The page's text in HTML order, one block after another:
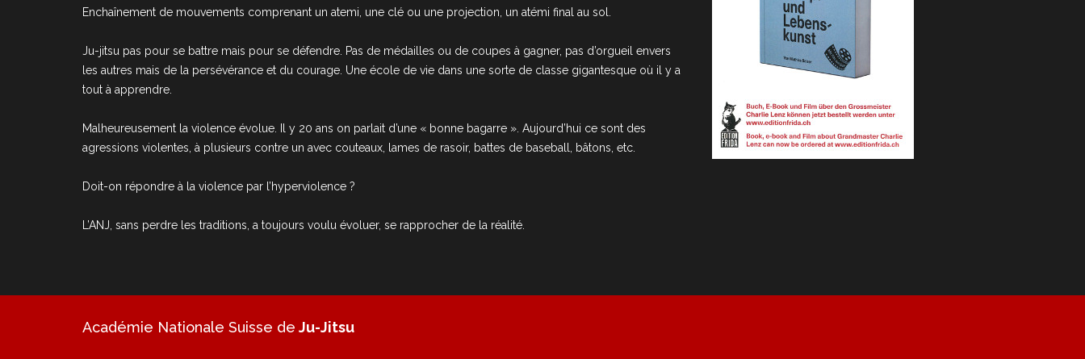
Enchaînement de mouvements comprenant un atemi, une clé ou une projection, un atémi final au sol.
Ju-jitsu pas pour se battre mais pour se défendre. Pas de médailles ou de coupes à gagner, pas d’orgueil envers
les autres mais de la persévérance et du courage. Une école de vie dans une sorte de classe gigantesque où il y a
tout à apprendre.
Malheureusement la violence évolue. Il y 20 ans on parlait d’une « bonne bagarre ». Aujourd’hui ce sont des
agressions violentes, à plusieurs contre un avec couteaux, lames de rasoir, battes de baseball, bâtons, etc.
Doit-on répondre à la violence par l’hyperviolence ?
L’ANJ, sans perdre les traditions, a toujours voulu évoluer, se rapprocher de la réalité.
Académie Nationale Suisse de Ju-Jitsu